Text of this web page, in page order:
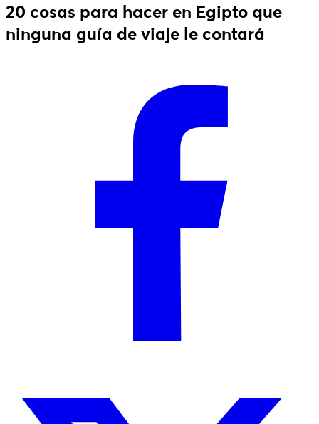
20 cosas para hacer en Egipto que
ninguna guía de viaje le contará